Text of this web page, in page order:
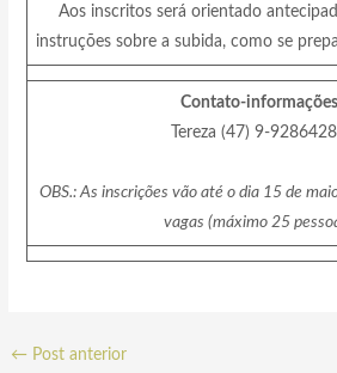
Aos inscritos será orientado
instruções sobre a subida, como se
Contato-informações
Tereza (47) 9-
OBS.: As inscrições vão até o dia 15 de
vagas (máximo 25
← Post anterior